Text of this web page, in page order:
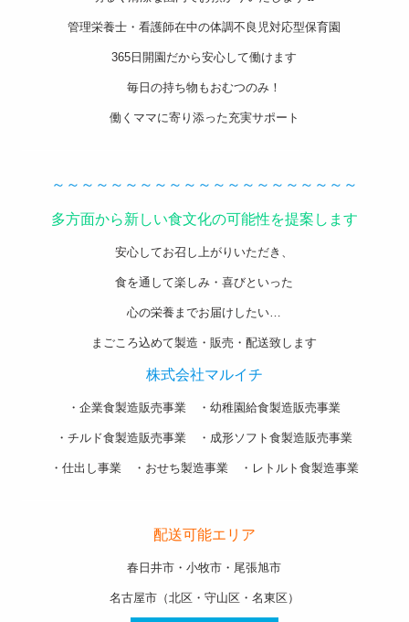
管理栄養士・看護師在中の体調不良児対応型保育園
365日開園だから安心して働けます
毎日の持ち物もおむつのみ！
働くママに寄り添った充実サポート
～～～～～～～～～～～～～～～～～～～～～
多方面から新しい食文化の可能性を提案します
安心してお召し上がりいただき、
食を通して楽しみ・喜びといった
心の栄養までお届けしたい…
まごころ込めて製造・販売・配送致します
株式会社マルイチ
・企業食製造販売事業 ・幼稚園給食製造販売事業
・チルド食製造販売事業 ・成形ソフト食製造販売事業
・仕出し事業 ・おせち製造事業 ・レトルト食製造事業
配送可能エリア
春日井市・小牧市・尾張旭市
名古屋市（北区・守山区・名東区）